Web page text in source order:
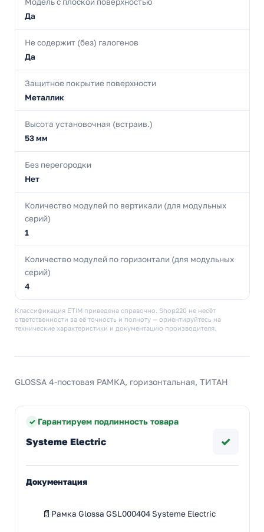
Да
Не содержит (без) галогенов
Да
Защитное покрытие поверхности
Металлик
Высота установочная (встраив.)
53 мм
Без перегородки
Нет
Количество модулей по вертикали (для модульных
серий)
1
Количество модулей по горизонтали (для модульных
серий)
4
Классификация ETIM приведена справочно. Shop220 не несёт
ответственности за её точность и полноту — ориентируйтесь на
технические характеристики и документацию производителя.
GLOSSA 4-постовая РАМКА, горизонтальная, ТИТАН
Гарантируем подлинность товара
Systeme Electric ✓
Документация
Рамка Glossa GSL000404 Systeme Electric